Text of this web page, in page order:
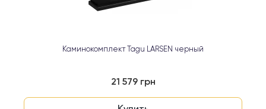
Каминокомплект Tagu LARSEN черный
21 579 грн